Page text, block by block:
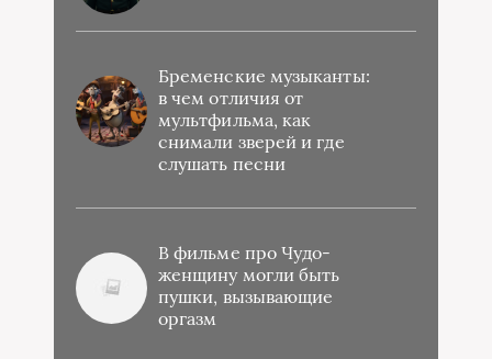
Бременские музыканты:
в чем отличия от
мультфильма, как
снимали зверей и где
слушать песни
В фильме про Чудо-
женщину могли быть
пушки, вызывающие
оргазм